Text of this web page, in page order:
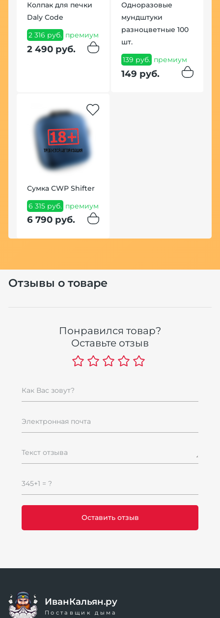
Колпак для печки
Daly Code
2 316 руб. премиум
2 490 руб.
Одноразовые
мундштуки
разноцветные 100
шт.
139 руб. премиум
149 руб.
Сумка CWP Shifter
6 315 руб. премиум
6 790 руб.
Отзывы о товаре
Понравился товар?
Оставьте отзыв
Как Вас зовут?
Электронная почта
Текст отзыва
345+1 = ?
ИванКальян.ру
Поставщик дыма